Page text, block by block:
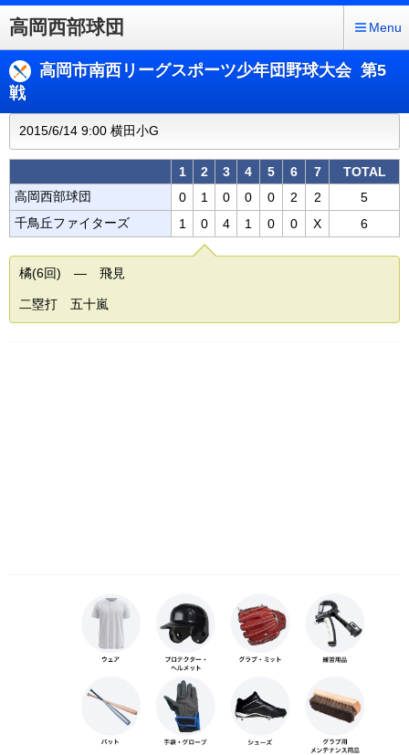
高岡西部球団 Menu
高岡市南西リーグスポーツ少年団野球大会 第5
戦
2015/6/14 9:00 横田小G
1 2 3 4 5 6 7
TOTAL
高岡西部球団
0 1 0 0 0 2 2
5
千鳥丘ファイターズ
1 0 4 1 0 0 X 6
橘(6回) ― 飛見
二塁打 五十嵐